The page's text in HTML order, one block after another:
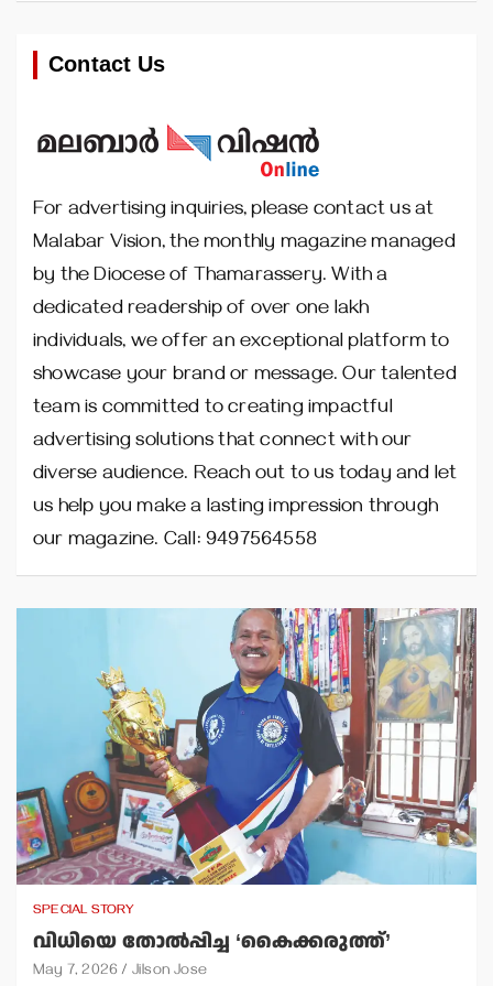
Contact Us
For advertising inquiries, please contact us at
Malabar Vision, the monthly magazine managed
by the Diocese of Thamarassery. With a
dedicated readership of over one lakh
individuals, we offer an exceptional platform to
showcase your brand or message. Our talented
team is committed to creating impactful
advertising solutions that connect with our
diverse audience. Reach out to us today and let
us help you make a lasting impression through
our magazine. Call: 9497564558
SPECIAL STORY
വിധിയെ തോല്‍പ്പിച്ച ‘കൈക്കരുത്ത്’
May 7, 2026 Jilson Jose